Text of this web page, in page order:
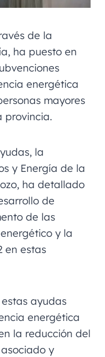
de la
ha puesto en
energética
mayores
provincia.
la
y Energía de la
ha detallado
de
de las
y la
en estas
ayudas
energética
la reducción del
y